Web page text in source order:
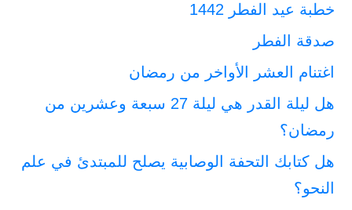
خطبة عيد الفطر 1442
صدقة الفطر
اغتنام العشر الأواخر من رمضان
هل ليلة القدر هي ليلة 27 سبعة وعشرين من
رمضان؟
هل كتابك التحفة الوصابية يصلح للمبتدئ في علم
النحو؟